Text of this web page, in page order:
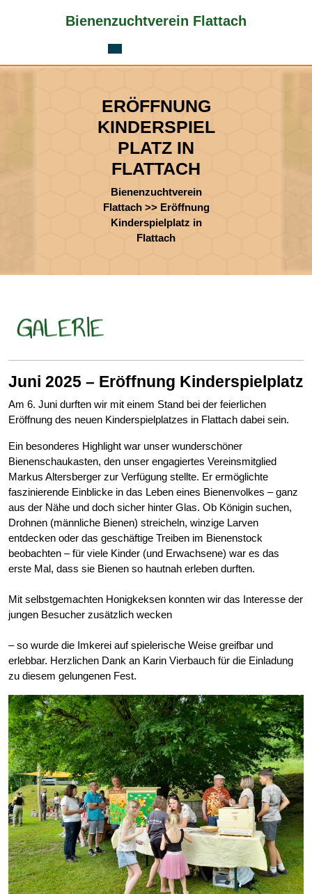
Bienenzuchtverein Flattach
ERÖFFNUNG
KINDERSPIEL
PLATZ IN
FLATTACH
Bienenzuchtverein
Flattach>> Eröffnung
Kinderspielplatz in
Flattach
Juni 2025 – Eröffnung Kinderspielplatz
Am 6. Juni durften wir mit einem Stand bei der feierlichen
Eröffnung des neuen Kinderspielplatzes in Flattach dabei sein.
Ein besonderes Highlight war unser wunderschöner
Bienenschaukasten, den unser engagiertes Vereinsmitglied
Markus Altersberger zur Verfügung stellte. Er ermöglichte
faszinierende Einblicke in das Leben eines Bienenvolkes – ganz
aus der Nähe und doch sicher hinter Glas. Ob Königin suchen,
Drohnen (männliche Bienen) streicheln, winzige Larven
entdecken oder das geschäftige Treiben im Bienenstock
beobachten – für viele Kinder (und Erwachsene) war es das
erste Mal, dass sie Bienen so hautnah erleben durften.
Mit selbstgemachten Honigkeksen konnten wir das Interesse der
jungen Besucher zusätzlich wecken
– so wurde die Imkerei auf spielerische Weise greifbar und
erlebbar. Herzlichen Dank an Karin Vierbauch für die Einladung
zu diesem gelungenen Fest.